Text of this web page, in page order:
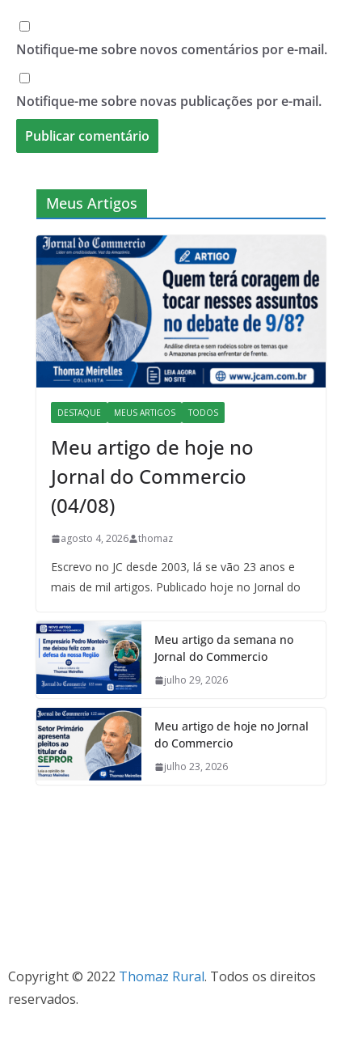
Notifique-me sobre novos comentários por e-mail.
Notifique-me sobre novas publicações por e-mail.
Meus Artigos
DESTAQUE MEUS ARTIGOS TODOS
Meu artigo de hoje no
Jornal do Commercio
(04/08)
agosto 4, 2026 thomaz
Escrevo no JC desde 2003, lá se vão 23 anos e
mais de mil artigos. Publicado hoje no Jornal do
Meu artigo da semana no
Jornal do Commercio
julho 29, 2026
Meu artigo de hoje no Jornal
do Commercio
julho 23, 2026
Copyright © 2022 Thomaz Rural. Todos os direitos
reservados.